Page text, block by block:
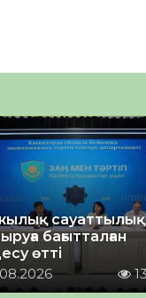
бағытталған
өтті